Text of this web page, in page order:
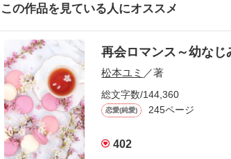
この作品を見ている人にオススメ
再会ロマンス～幼なじ
松本ユミ ／著
総文字数/144,360
恋愛(純愛) 245ページ
402